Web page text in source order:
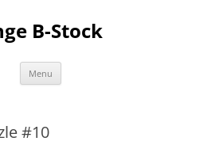
B-Stock
Menu
#10